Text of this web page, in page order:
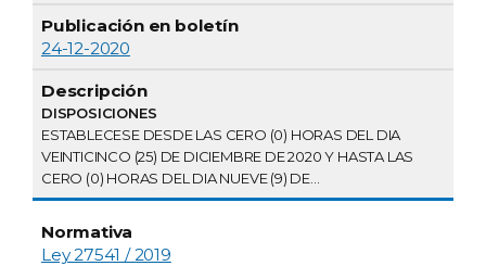
24-12-2020
DISPOSICIONES
ESTABLECESE DESDE LAS CERO (0) HORAS DEL DIA
VEINTICINCO (25) DE DICIEMBRE DE 2020 Y HASTA LAS
CERO (0) HORAS DEL DIA NUEVE (9) DE...
Ley 27541 / 2019